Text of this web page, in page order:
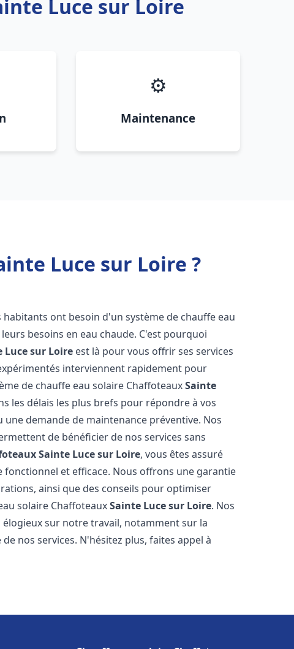
Luce sur Loire
⚙️
Maintenance
Luce sur Loire ?
habitants ont besoin d'un système de chauffe eau
besoins en eau chaude. C'est pourquoi
Luce sur Loire est là pour vous offrir ses services
interviennent rapidement pour
de chauffe eau solaire ChaffoteauxSainte
les délais les plus brefs pour répondre à vos
demande de maintenance préventive. Nos
de bénéficier de nos services sans
Sainte Luce sur Loire, vous êtes assuré
fonctionnel et efficace. Nous offrons une garantie
ainsi que des conseils pour optimiser
solaire ChaffoteauxSainte Luce sur Loire. Nos
sur notre travail, notamment sur la
nos services. N'hésitez plus, faites appel à